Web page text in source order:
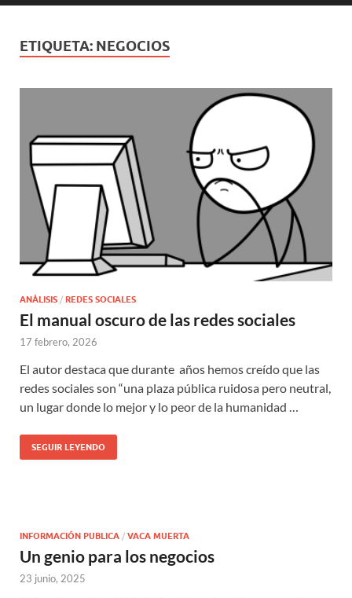
ETIQUETA: NEGOCIOS
ANÁLISIS / REDES SOCIALES
El manual oscuro de las redes sociales
17 febrero, 2026
El autor destaca que durante años hemos creído que las
redes sociales son “una plaza pública ruidosa pero neutral,
un lugar donde lo mejor y lo peor de la humanidad …
SEGUIR LEYENDO
INFORMACIÓN PUBLICA / VACA MUERTA
Un genio para los negocios
23 junio, 2025